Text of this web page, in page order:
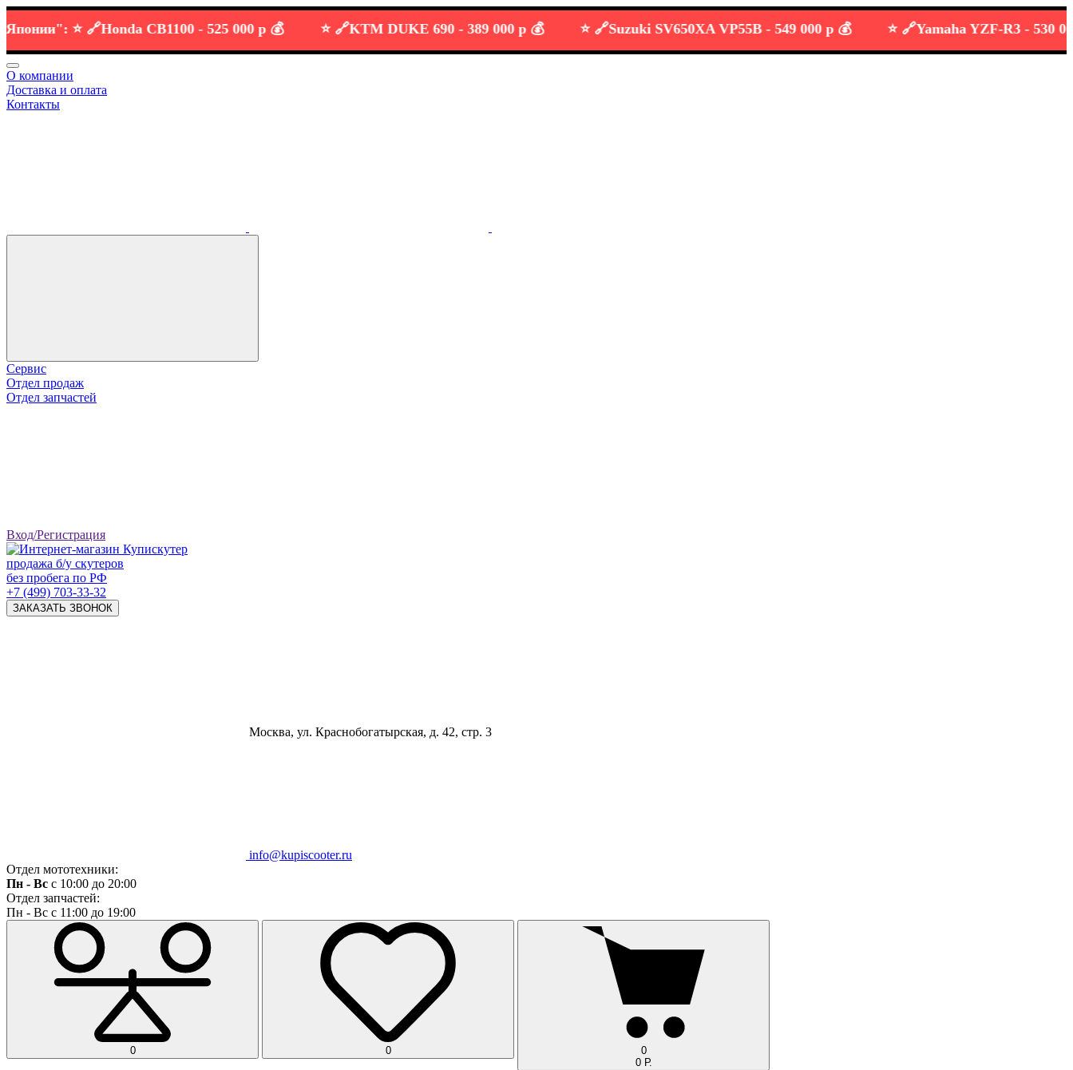
⭐️ 🔗Honda CB1100 -525 000 р 💰 KTM DUKE 690 -389 000 р 💰 Suzuki SV650XA VP55B -549 000 р 💰 Yamaha YZF-R3 -530 000 р
О компании
Доставка и оплата
Контакты
Сервис
Отдел продаж
Отдел запчастей
Вход/Регистрация
продажа б/у скутеров
без пробега по РФ
+7 (499) 703-33-32
ЗАКАЗАТЬ ЗВОНОК
Москва, ул. Краснобогатырская, д. 42, стр. 3
info@kupiscooter.ru
Отдел мототехники:
Пн - Вс с 10:00 до 20:00
Отдел запчастей:
Пн - Вс с 11:00 до 19:00
0 0
0
0 Р.